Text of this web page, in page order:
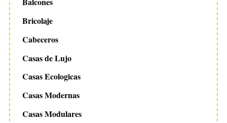
Bricolaje
Cabeceros
Casas de Lujo
Casas Ecologicas
Casas Modernas
Casas Modulares